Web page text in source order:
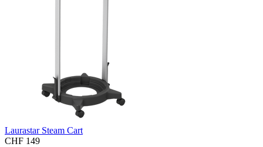
Laurastar Steam Cart
CHF 149